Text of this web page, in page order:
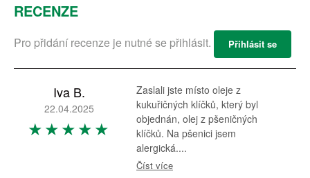
RECENZE
Pro přidání recenze je nutné se přihlásit. Přihlásit se
Iva B.
22.04.2025
Zaslali jste místo oleje z
kukuřičných klíčků, který byl
objednán, olej z pšeničných
klíčků. Na pšenici jsem
alergická....
Číst více